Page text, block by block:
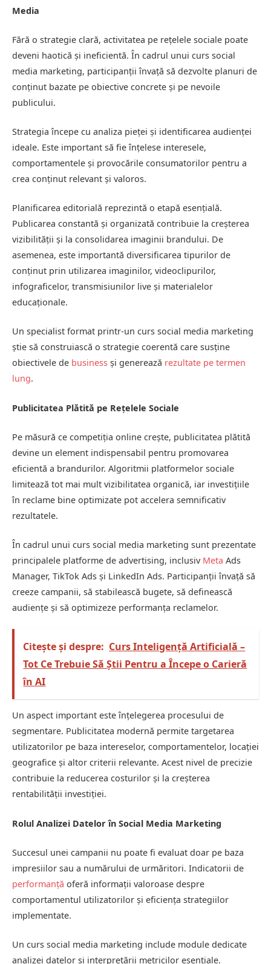
Media
Fără o strategie clară, activitatea pe rețelele sociale poate
deveni haotică și ineficientă. În cadrul unui curs social
media marketing, participanții învață să dezvolte planuri de
conținut bazate pe obiective concrete și pe nevoile
publicului.
Strategia începe cu analiza pieței și identificarea audienței
ideale. Este important să fie înțelese interesele,
comportamentele și provocările consumatorilor pentru a
crea conținut relevant și valoros.
Planificarea editorială reprezintă o etapă esențială.
Publicarea constantă și organizată contribuie la creșterea
vizibilității și la consolidarea imaginii brandului. De
asemenea, este importantă diversificarea tipurilor de
conținut prin utilizarea imaginilor, videoclipurilor,
infograficelor, transmisiunilor live și materialelor
educaționale.
Un specialist format printr-un curs social media marketing
știe să construiască o strategie coerentă care susține
obiectivele de business și generează rezultate pe termen
lung.
Publicitatea Plătită pe Rețelele Sociale
Pe măsură ce competiția online crește, publicitatea plătită
devine un element indispensabil pentru promovarea
eficientă a brandurilor. Algoritmii platformelor sociale
limitează tot mai mult vizibilitatea organică, iar investițiile
în reclame bine optimizate pot accelera semnificativ
rezultatele.
În cadrul unui curs social media marketing sunt prezentate
principalele platforme de advertising, inclusiv Meta Ads
Manager, TikTok Ads și LinkedIn Ads. Participanții învață să
creeze campanii, să stabilească bugete, să definească
audiențe și să optimizeze performanța reclamelor.
Citește și despre: Curs Inteligență Artificială –
Tot Ce Trebuie Să Știi Pentru a Începe o Carieră
în AI
Un aspect important este înțelegerea procesului de
segmentare. Publicitatea modernă permite targetarea
utilizatorilor pe baza intereselor, comportamentelor, locației
geografice și altor criterii relevante. Acest nivel de precizie
contribuie la reducerea costurilor și la creșterea
rentabilității investiției.
Rolul Analizei Datelor în Social Media Marketing
Succesul unei campanii nu poate fi evaluat doar pe baza
impresiilor sau a numărului de urmăritori. Indicatorii de
performanță oferă informații valoroase despre
comportamentul utilizatorilor și eficiența strategiilor
implementate.
Un curs social media marketing include module dedicate
analizei datelor și interpretării metricilor esențiale.